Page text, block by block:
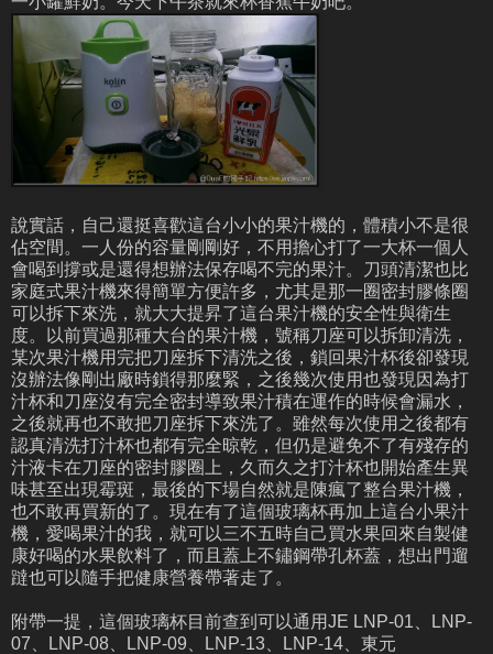
說實話，自己還挺喜歡這台小小的果汁機的，體積小不是很
佔空間。一人份的容量剛剛好，不用擔心打了一大杯一個人
會喝到撐或是還得想辦法保存喝不完的果汁。刀頭清潔也比
家庭式果汁機來得簡單方便許多，尤其是那一圈密封膠條圈
可以拆下來洗，就大大提昇了這台果汁機的安全性與衛生
度。以前買過那種大台的果汁機，號稱刀座可以拆卸清洗，
某次果汁機用完把刀座拆下清洗之後，鎖回果汁杯後卻發現
沒辦法像剛出廠時鎖得那麼緊，之後幾次使用也發現因為打
汁杯和刀座沒有完全密封導致果汁積在運作的時候會漏水，
之後就再也不敢把刀座拆下來洗了。雖然每次使用之後都有
認真清洗打汁杯也都有完全晾乾，但仍是避免不了有殘存的
汁液卡在刀座的密封膠圈上，久而久之打汁杯也開始產生異
味甚至出現霉斑，最後的下場自然就是陳瘋了整台果汁機，
也不敢再買新的了。現在有了這個玻璃杯再加上這台小果汁
機，愛喝果汁的我，就可以三不五時自己買水果回來自製健
康好喝的水果飲料了，而且蓋上不鏽鋼帶孔杯蓋，想出門遛
躂也可以隨手把健康營養帶著走了。
附帶一提，這個玻璃杯目前查到可以通用JE LNP-01、LNP-
07、LNP-08、LNP-09、LNP-13、LNP-14、東元